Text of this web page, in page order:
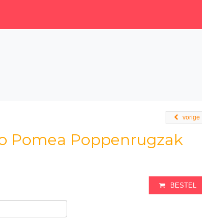
vorige
Pomea Poppenrugzak
BESTEL